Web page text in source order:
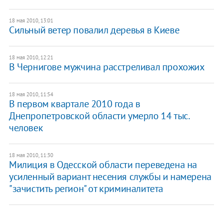
18 мая 2010, 13:01
Сильный ветер повалил деревья в Киеве
18 мая 2010, 12:21
В Чернигове мужчина расстреливал прохожих
18 мая 2010, 11:54
В первом квартале 2010 года в
Днепропетровской области умерло 14 тыс.
человек
18 мая 2010, 11:30
Милиция в Одесской области переведена на
усиленный вариант несения службы и намерена
"зачистить регион" от криминалитета